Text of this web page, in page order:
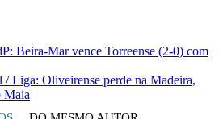
Beira-Mar vence Torreense (2-0) com
/ Liga: Oliveirense perde na Madeira,
Maia